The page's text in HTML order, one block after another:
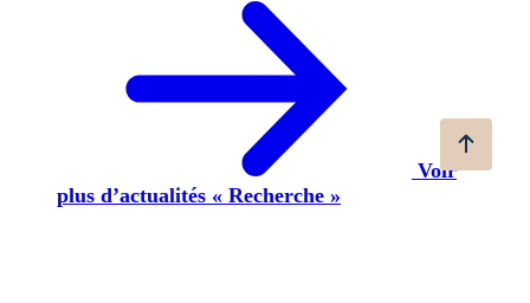
Voir
plus d’actualités « Recherche »